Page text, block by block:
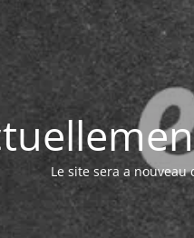
Le site sera a